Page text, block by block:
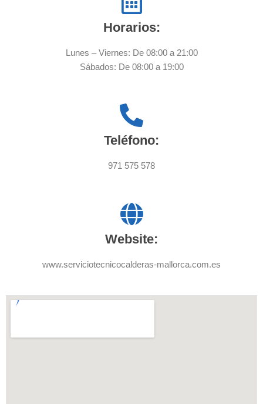
Horarios:
Lunes – Viernes: De 08:00 a 21:00
Sábados: De 08:00 a 19:00
Teléfono:
971 575 578
Website:
www.serviciotecnicocalderas-mallorca.com.es